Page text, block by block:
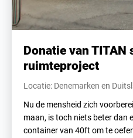
Donatie van
ruimteproject
Locatie: Denemarken en
Nu de mensheid zich
maan, is toch niets beter dan
container van 40ft om te